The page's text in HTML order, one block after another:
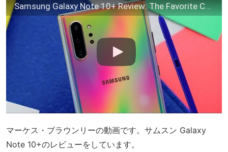
Samsung Galaxy Note 10+ Review: The Favorite Child!
マーケス・ブラウンリーの動画です。サムスン Galaxy
Note 10+のレビューをしています。